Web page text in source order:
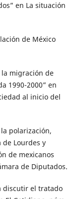
en La situación
de México
la migración de
1990-2000” en
al inicio del
polarización,
de Lourdes y
de mexicanos
de Diputados.
discutir el tratado